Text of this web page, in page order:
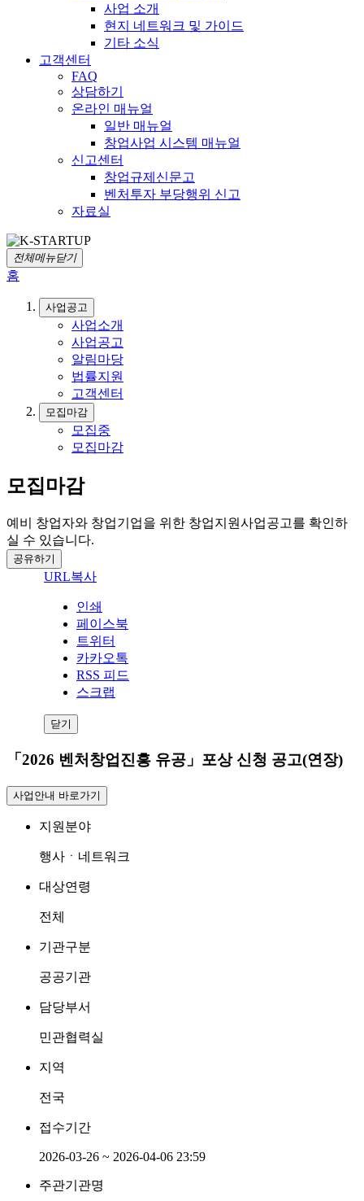
사업 소개
현지 네트워크 및 가이드
기타 소식
고객센터
FAQ
상담하기
온라인 매뉴얼
일반 매뉴얼
창업사업 시스템 매뉴얼
신고센터
창업규제신문고
벤처투자 부당행위 신고
자료실
전체메뉴닫기
홈
사업공고
사업소개
사업공고
알림마당
법률지원
고객센터
모집마감
모집중
모집마감
모집마감
예비 창업자와 창업기업을 위한 창업지원사업공고를 확인하
실 수 있습니다.
공유하기
URL복사
인쇄
페이스북
트위터
카카오톡
RSS 피드
스크랩
닫기
「2026 벤처창업진흥 유공」포상 신청 공고(연장)
사업안내 바로가기
지원분야
행사ㆍ네트워크
대상연령
전체
기관구분
공공기관
담당부서
민관협력실
지역
전국
접수기간
2026-03-26 ~ 2026-04-06 23:59
주관기관명